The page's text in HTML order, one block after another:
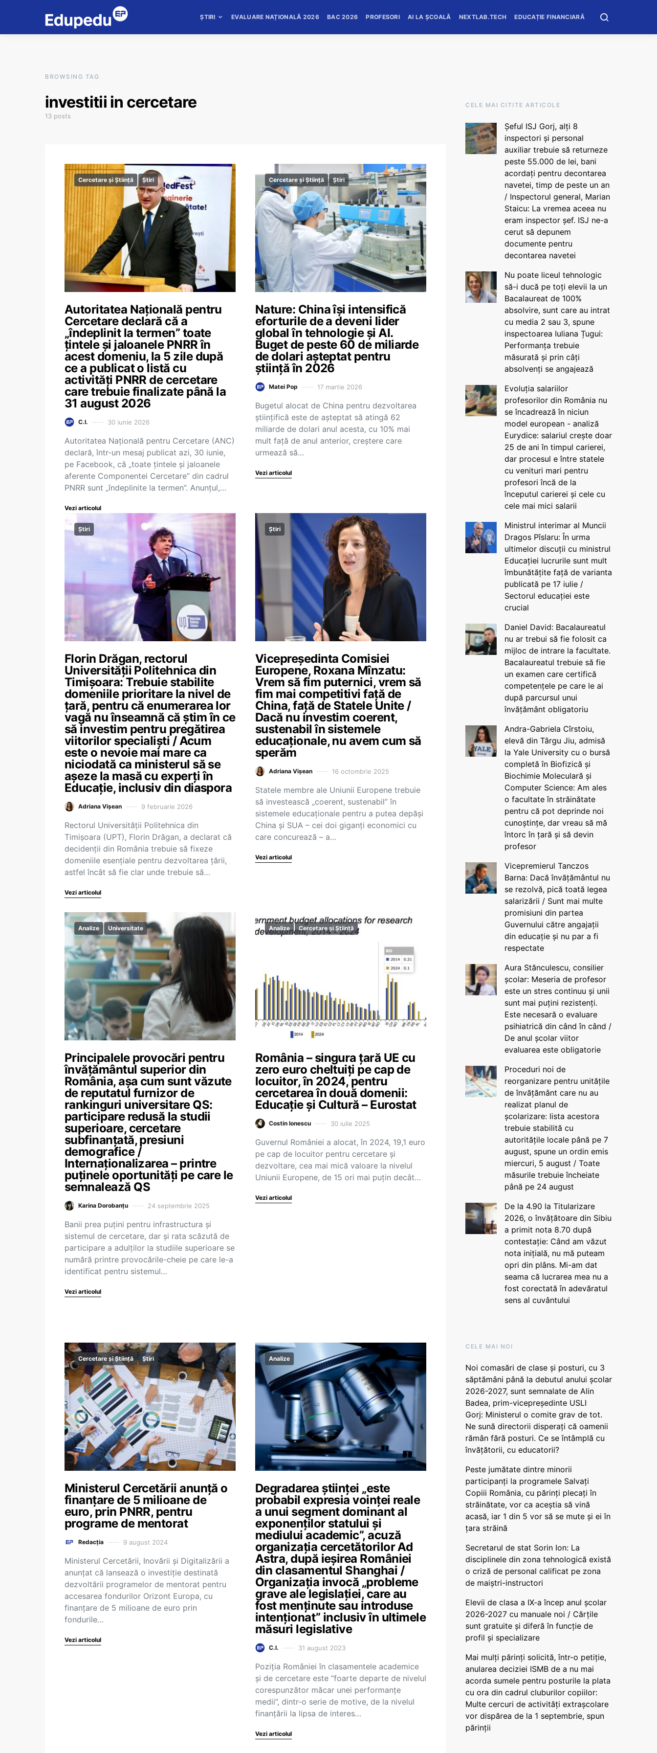
ȘTIRI EVALUARE NAȚIONALĂ 2026 BAC 2026 PROFESORI AI LA ȘCOALĂ NEXTLAB.TECH EDUCAȚIE FINANCIARĂ
BROWSING TAG
investitii in cercetare
13 posts
Cercetare și Știință Știri
Autoritatea Națională pentru
Cercetare declară că a
„îndeplinit la termen” toate
țintele și jaloanele PNRR în
acest domeniu, la 5 zile după
ce a publicat o listă cu
activități PNRR de cercetare
care trebuie finalizate până la
31 august 2026
C.I. 30 iunie 2026
Autoritatea Națională pentru Cercetare (ANC)
declară, într-un mesaj publicat azi, 30 iunie,
pe Facebook, că „toate țintele și jaloanele
aferente Componentei Cercetare” din cadrul
PNRR sunt „îndeplinite la termen”. Anunțul,…
Vezi articolul
Cercetare și Știință Știri
Nature: China își intensifică
eforturile de a deveni lider
global în tehnologie și AI.
Buget de peste 60 de miliarde
de dolari așteptat pentru
știință în 2026
Matei Pop 17 martie 2026
Bugetul alocat de China pentru dezvoltarea
științifică este de așteptat să atingă 62
miliarde de dolari anul acesta, cu 10% mai
mult față de anul anterior, creștere care
urmează să…
Vezi articolul
Știri
Florin Drăgan, rectorul
Universității Politehnica din
Timișoara: Trebuie stabilite
domeniile prioritare la nivel de
țară, pentru că enumerarea lor
vagă nu înseamnă că știm în ce
să investim pentru pregătirea
viitorilor specialiști / Acum
este o nevoie mai mare ca
niciodată ca ministerul să se
așeze la masă cu experți în
Educație, inclusiv din diaspora
Adriana Vișean 9 februarie 2026
Rectorul Universității Politehnica din
Timișoara (UPT), Florin Drăgan, a declarat că
decidenții din România trebuie să fixeze
domeniile esențiale pentru dezvoltarea țării,
astfel încât să fie clar unde trebuie să…
Vezi articolul
Știri
Vicepreședinta Comisiei
Europene, Roxana Mînzatu:
Vrem să fim puternici, vrem să
fim mai competitivi față de
China, față de Statele Unite /
Dacă nu investim coerent,
sustenabil în sistemele
educaționale, nu avem cum să
sperăm
Adriana Vișean 16 octombrie 2025
Statele membre ale Uniunii Europene trebuie
să investească „coerent, sustenabil” în
sistemele educaționale pentru a putea depăși
China și SUA – cei doi giganți economici cu
care concurează – a…
Vezi articolul
Analize Universitate
Principalele provocări pentru
învățământul superior din
România, așa cum sunt văzute
de reputatul furnizor de
rankinguri universitare QS:
participare redusă la studii
superioare, cercetare
subfinanțată, presiuni
demografice /
Internaționalizarea – printre
puținele oportunități pe care le
semnalează QS
Karina Dorobanțu 24 septembrie 2025
Banii prea puțini pentru infrastructura și
sistemul de cercetare, dar și rata scăzută de
participare a adulților la studiile superioare se
numără printre provocările-cheie pe care le-a
identificat pentru sistemul…
Vezi articolul
Analize Cercetare și Știință
România – singura țară UE cu
zero euro cheltuiți pe cap de
locuitor, în 2024, pentru
cercetarea în două domenii:
Educație și Cultură – Eurostat
Costin Ionescu 30 iulie 2025
Guvernul României a alocat, în 2024, 19,1 euro
pe cap de locuitor pentru cercetare și
dezvoltare, cea mai mică valoare la nivelul
Uniunii Europene, de 15 ori mai puțin decât…
Vezi articolul
Cercetare și Știință Știri
Ministerul Cercetării anunță o
finanțare de 5 milioane de
euro, prin PNRR, pentru
programe de mentorat
Redacția 9 august 2024
Ministerul Cercetării, Inovării și Digitalizării a
anunțat că lansează o investiție destinată
dezvoltării programelor de mentorat pentru
accesarea fondurilor Orizont Europa, cu
finanțare de 5 milioane de euro prin
fondurile…
Vezi articolul
Analize
Degradarea științei „este
probabil expresia voinței reale
a unui segment dominant al
exponenților statului și
mediului academic”, acuză
organizația cercetătorilor Ad
Astra, după ieșirea României
din clasamentul Shanghai /
Organizația invocă „probleme
grave ale legislației, care au
fost menținute sau introduse
intenționat” inclusiv în ultimele
măsuri legislative
C.I. 31 august 2023
Poziția României în clasamentele academice
și de cercetare este “foarte departe de nivelul
corespunzător măcar unei performanțe
medii”, dintr-o serie de motive, de la nivelul
finanțării la lipsa de interes…
Vezi articolul
CELE MAI CITITE ARTICOLE
Șeful ISJ Gorj, alți 8
inspectori și personal
auxiliar trebuie să returneze
peste 55.000 de lei, bani
acordați pentru decontarea
navetei, timp de peste un an
/ Inspectorul general, Marian
Staicu: La vremea aceea nu
eram inspector șef. ISJ ne-a
cerut să depunem
documente pentru
decontarea navetei
Nu poate liceul tehnologic
să-i ducă pe toți elevii la un
Bacalaureat de 100%
absolvire, sunt care au intrat
cu media 2 sau 3, spune
inspectoarea Iuliana Țugui:
Performanța trebuie
măsurată și prin câți
absolvenți se angajează
Evoluția salariilor
profesorilor din România nu
se încadrează în niciun
model european - analiză
Eurydice: salariul crește doar
25 de ani în timpul carierei,
dar procesul e între statele
cu venituri mari pentru
profesori încă de la
începutul carierei și cele cu
cele mai mici salarii
Ministrul interimar al Muncii
Dragos Pîslaru: În urma
ultimelor discuții cu ministrul
Educației lucrurile sunt mult
îmbunătățite față de varianta
publicată pe 17 iulie /
Sectorul educației este
crucial
Daniel David: Bacalaureatul
nu ar trebui să fie folosit ca
mijloc de intrare la facultate.
Bacalaureatul trebuie să fie
un examen care certifică
competențele pe care le ai
după parcursul unui
învățământ obligatoriu
Andra-Gabriela Cîrstoiu,
elevă din Târgu Jiu, admisă
la Yale University cu o bursă
completă în Biofizică și
Biochimie Moleculară și
Computer Science: Am ales
o facultate în străinătate
pentru că pot deprinde noi
cunoștințe, dar vreau să mă
întorc în țară și să devin
profesor
Vicepremierul Tanczos
Barna: Dacă învățământul nu
se rezolvă, pică toată legea
salarizării / Sunt mai multe
promisiuni din partea
Guvernului către angajații
din educație și nu par a fi
respectate
Aura Stănculescu, consilier
școlar: Meseria de profesor
este un stres continuu și unii
sunt mai puțini rezistenți.
Este necesară o evaluare
psihiatrică din când în când /
De anul școlar viitor
evaluarea este obligatorie
Proceduri noi de
reorganizare pentru unitățile
de învățământ care nu au
realizat planul de
școlarizare: lista acestora
trebuie stabilită cu
autoritățile locale până pe 7
august, spune un ordin emis
miercuri, 5 august / Toate
măsurile trebuie încheiate
până pe 24 august
De la 4.90 la Titularizare
2026, o învățătoare din Sibiu
a primit nota 8.70 după
contestație: Când am văzut
nota inițială, nu mă puteam
opri din plâns. Mi-am dat
seama că lucrarea mea nu a
fost corectată în adevăratul
sens al cuvântului
CELE MAI NOI
Noi comasări de clase și posturi, cu 3
săptămâni până la debutul anului școlar
2026-2027, sunt semnalate de Alin
Badea, prim-vicepreședinte USLI
Gorj: Ministerul o comite grav de tot.
Ne sună directorii disperați că oamenii
rămân fără posturi. Ce se întâmplă cu
învățătorii, cu educatorii?
Peste jumătate dintre minorii
participanți la programele Salvați
Copiii România, cu părinți plecați în
străinătate, vor ca aceștia să vină
acasă, iar 1 din 5 vor să se mute și ei în
țara străină
Secretarul de stat Sorin Ion: La
disciplinele din zona tehnologică există
o criză de personal calificat pe zona
de maiștri-instructori
Elevii de clasa a IX-a încep anul școlar
2026-2027 cu manuale noi / Cărțile
sunt gratuite și diferă în funcție de
profil și specializare
Mai mulți părinți solicită, într-o petiție,
anularea deciziei ISMB de a nu mai
acorda sumele pentru posturile la plata
cu ora din cadrul cluburilor copiilor:
Multe cercuri de activități extrașcolare
vor dispărea de la 1 septembrie, spun
părinții